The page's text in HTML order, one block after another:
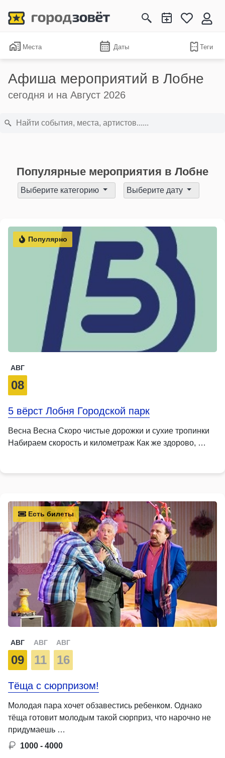
Места Даты Теги
Афиша мероприятий в Лобне
сегодня и на Август 2026
Популярные мероприятия в Лобне
Выберите категорию Выберите дату
Популярно
АВГ
08
5 вёрст Лобня Городской парк
Весна Весна Скоро чистые дорожки и сухие тропинки
Набираем скорость и километраж Как же здорово, …
Есть билеты
АВГ
09
АВГ
11
АВГ
16
Тёща с сюрпризом!
Молодая пара хочет обзавестись ребенком. Однако
тёща готовит молодым такой сюрприз, что нарочно не
придумаешь …
1000 - 4000